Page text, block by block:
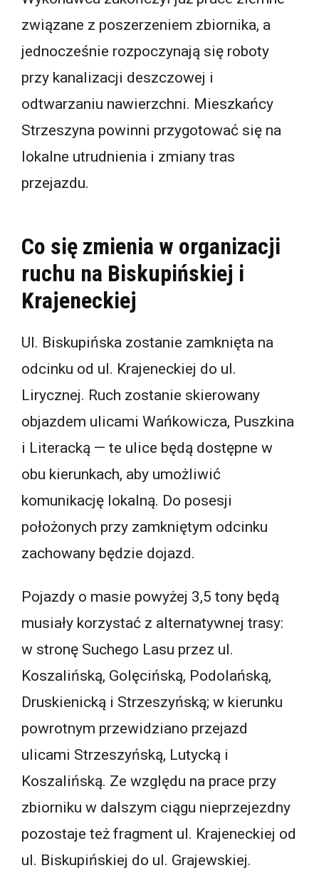
związane z poszerzeniem zbiornika, a
jednocześnie rozpoczynają się roboty
przy kanalizacji deszczowej i
odtwarzaniu nawierzchni. Mieszkańcy
Strzeszyna powinni przygotować się na
lokalne utrudnienia i zmiany tras
przejazdu.
Co się zmienia w organizacji
ruchu na Biskupińskiej i
Krajeneckiej
Ul. Biskupińska zostanie zamknięta na
odcinku od ul. Krajeneckiej do ul.
Lirycznej. Ruch zostanie skierowany
objazdem ulicami Wańkowicza, Puszkina
i Literacką — te ulice będą dostępne w
obu kierunkach, aby umożliwić
komunikację lokalną. Do posesji
położonych przy zamkniętym odcinku
zachowany będzie dojazd.
Pojazdy o masie powyżej 3,5 tony będą
musiały korzystać z alternatywnej trasy:
w stronę Suchego Lasu przez ul.
Koszalińską, Golęcińską, Podolańską,
Druskienicką i Strzeszyńską; w kierunku
powrotnym przewidziano przejazd
ulicami Strzeszyńską, Lutycką i
Koszalińską. Ze względu na prace przy
zbiorniku w dalszym ciągu nieprzejezdny
pozostaje też fragment ul. Krajeneckiej od
ul. Biskupińskiej do ul. Grajewskiej.